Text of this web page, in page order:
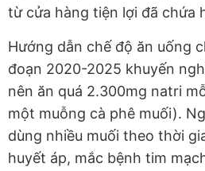
từ cửa hàng tiện lợi đã chứa
Hướng dẫn chế độ ăn uống
đoạn 2020-2025 khuyến
nên ăn quá 2.300mg natri
một muỗng cà phê muối).
dùng nhiều muối theo thời
huyết áp, mắc bệnh tim